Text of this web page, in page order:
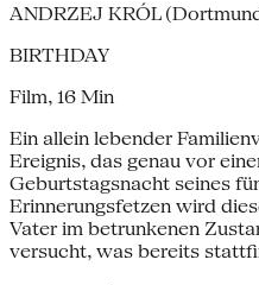
ANDRZEJ KRÓL
BIRTHDAY
Film, 16 Min
Ein allein lebender
Ereignis, das genau vor
Geburtstagsnacht seines
Erinnerungsfetzen wird
Vater im betrunkenen
versucht, was bereits